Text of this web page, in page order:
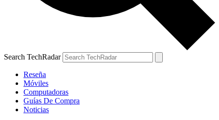
Search TechRadar
Reseña
Móviles
Computadoras
Guías De Compra
Noticias